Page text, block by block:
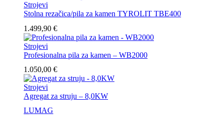
Strojevi
Stolna rezačica/pila za kamen TYROLIT TBE400
1.499,90 €
Strojevi
Profesionalna pila za kamen – WB2000
1.050,00 €
Strojevi
Agregat za struju – 8,0KW
LUMAG